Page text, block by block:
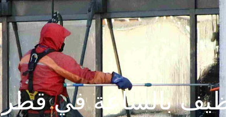
بالساعة في